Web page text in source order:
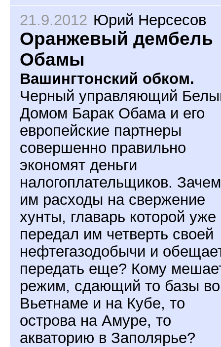
21.9.2012 Юрий Нерсесов
Оранжевый дембель
Обамы
Вашингтонский обком.
Черный управляющий
Домом Барак Обама и его
европейские партнеры
совершенно правильно
экономят деньги
налогоплательщиков. Зачем
им расходы на свержение
хунты, главарь которой уже
передал им четверть своей
нефтегазодобычи и
передать еще? Кому
режим, сдающий то базы во
Вьетнаме и на Кубе, то
острова на Амуре, то
акваторию в Заполярье?